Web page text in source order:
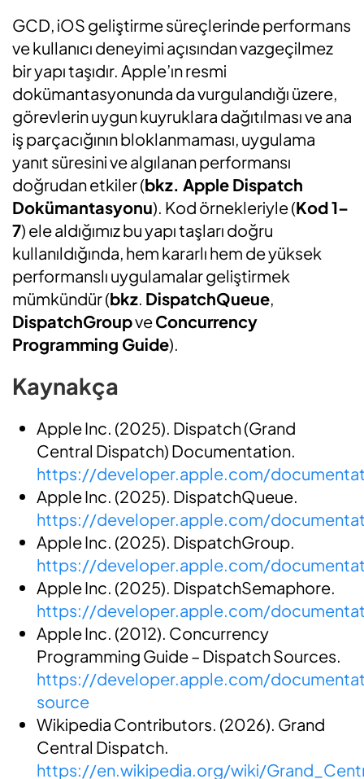
GCD, iOS geliştirme süreçlerinde performans
ve kullanıcı deneyimi açısından vazgeçilmez
bir yapı taşıdır. Apple’ın resmi
dokümantasyonunda da vurgulandığı üzere,
görevlerin uygun kuyruklara dağıtılması ve ana
iş parçacığının bloklanmaması, uygulama
yanıt süresini ve algılanan performansı
doğrudan etkiler (bkz. Apple Dispatch
Dokümantasyonu). Kod örnekleriyle (Kod 1–
7) ele aldığımız bu yapı taşları doğru
kullanıldığında, hem kararlı hem de yüksek
performanslı uygulamalar geliştirmek
mümkündür (bkz. DispatchQueue,
DispatchGroupveConcurrency
Programming Guide).
Kaynakça
Apple Inc. (2025). Dispatch (Grand
Central Dispatch) Documentation.
https://developer.apple.com/
Apple Inc. (2025). DispatchQueue.
https://developer.apple.com/
Apple Inc. (2025). DispatchGroup.
https://developer.apple.com/
Apple Inc. (2025). DispatchSemaphore.
https://developer.apple.com/
Apple Inc. (2012). Concurrency
Programming Guide – Dispatch Sources.
https://developer.apple.com/
source
Wikipedia Contributors. (2026). Grand
Central Dispatch.
https://en.wikipedia.org/wiki/